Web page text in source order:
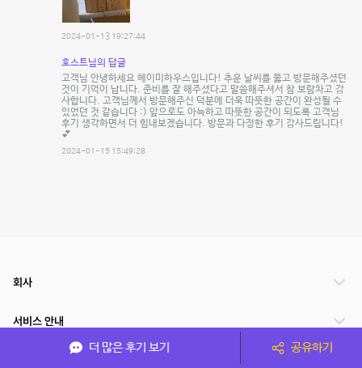
2024-01-13 19:27:44
호스트님의 답글
고객님 안녕하세요 헤이미하우스입니다! 추운 날씨를 뚫고 방문해주셨던
것이 기억이 납니다. 준비를 잘 해주셨다고 말씀해주셔서 참 보람차고 감
사합니다. 고객님께서 방문해주신 덕분에 더욱 따뜻한 공간이 완성될 수
있었던 것 같습니다 :) 앞으로도 아늑하고 따뜻한 공간이 되도록 고객님
후기 생각하면서 더 힘내보겠습니다. 방문과 다정한 후기 감사드립니다!
💕
2024-01-15 15:49:28
더 많은 후기 보기 공유하기
회사
서비스 안내